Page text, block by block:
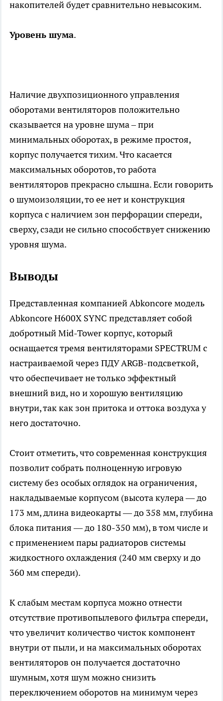
накопителей будет сравнительно невысоким.
Уровень шума.
Наличие двухпозиционного управления
оборотами вентиляторов положительно
сказывается на уровне шума – при
минимальных оборотах, в режиме простоя,
корпус получается тихим. Что касается
максимальных оборотов, то работа
вентиляторов прекрасно слышна. Если говорить
о шумоизоляции, то ее нет и конструкция
корпуса с наличием зон перфорации спереди,
сверху, сзади не сильно способствует снижению
уровня шума.
Выводы
Представленная компанией Abkoncore модель
Abkoncore H600X SYNC представляет собой
добротный Mid-Tower корпус, который
оснащается тремя вентиляторами SPECTRUM с
настраиваемой через ПДУ ARGB-подсветкой,
что обеспечивает не только эффектный
внешний вид, но и хорошую вентиляцию
внутри, так как зон притока и оттока воздуха у
него достаточно.
Стоит отметить, что современная конструкция
позволит собрать полноценную игровую
систему без особых оглядок на ограничения,
накладываемые корпусом (высота кулера — до
173 мм, длина видеокарты — до 358 мм, глубина
блока питания — до 180-350 мм), в том числе и
с применением пары радиаторов системы
жидкостного охлаждения (240 мм сверху и до
360 мм спереди).
К слабым местам корпуса можно отнести
отсутствие противопылевого фильтра спереди,
что увеличит количество чисток компонент
внутри от пыли, и на максимальных оборотах
вентиляторов он получается достаточно
шумным, хотя шум можно снизить
переключением оборотов на минимум через